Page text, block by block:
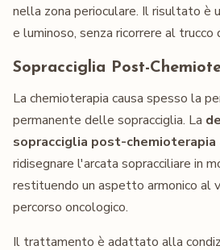
nella zona perioculare. Il risultato è
e luminoso, senza ricorrere al
Sopracciglia Post-
La chemioterapia causa spesso la
permanente delle sopracciglia. La
sopracciglia post-chemioterapia
ridisegnare l'arcata sopracciliare in
restituendo un aspetto armonico al
percorso oncologico.
Il trattamento è adattato alla